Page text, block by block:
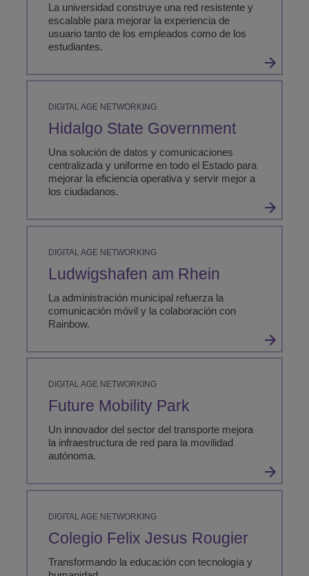
La universidad construye una red resistente y
escalable para mejorar la experiencia de
usuario tanto de los empleados como de los
estudiantes.
DIGITAL AGE NETWORKING
Hidalgo State Government
Una solución de datos y comunicaciones
centralizada y uniforme en todo el Estado para
mejorar la eficiencia operativa y servir mejor a
los ciudadanos.
DIGITAL AGE NETWORKING
Ludwigshafen am Rhein
La administración municipal refuerza la
comunicación móvil y la colaboración con
Rainbow.
DIGITAL AGE NETWORKING
Future Mobility Park
Un innovador del sector del transporte mejora
la infraestructura de red para la movilidad
autónoma.
DIGITAL AGE NETWORKING
Colegio Felix Jesus Rougier
Transformando la educación con tecnología y